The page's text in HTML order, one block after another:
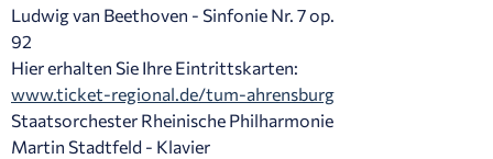
Ludwig van Beethoven - Sinfonie Nr. 7 op.
92
Hier erhalten Sie Ihre Eintrittskarten:
www.ticket-regional.de/tum-ahrensburg
Staatsorchester Rheinische Philharmonie
Martin Stadtfeld - Klavier